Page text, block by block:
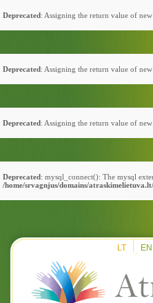
Deprecated: Assigning the return value of
Deprecated: Assigning the return value of
Deprecated: Assigning the return value of
Deprecated: mysql_connect(): The mysql
/home/srvagnjus/domains/
LT EN